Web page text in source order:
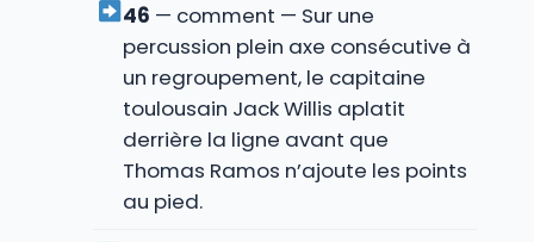
46 — comment — Sur une
percussion plein axe consécutive à
un regroupement, le capitaine
toulousain Jack Willis aplatit
derrière la ligne avant que
Thomas Ramos n’ajoute les points
au pied.